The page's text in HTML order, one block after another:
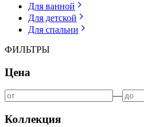
Для ванной
Для детской
Для спальни
ФИЛЬТРЫ
Цена
—
Коллекция